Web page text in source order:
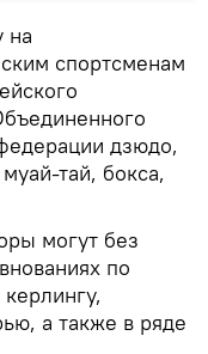
на
спортсменам
дзюдо,
тай, бокса,
могут без
по
а также в ряде